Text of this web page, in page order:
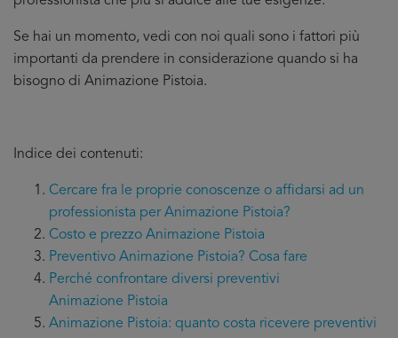
Se hai un momento, vedi con noi quali sono i fattori più
importanti da prendere in considerazione quando si ha
bisogno di Animazione Pistoia.
Indice dei contenuti:
Cercare fra le proprie conoscenze o affidarsi ad un
professionista per Animazione Pistoia?
Costo e prezzo Animazione Pistoia
Preventivo Animazione Pistoia? Cosa fare
Perché confrontare diversi preventivi
Animazione Pistoia
Animazione Pistoia: quanto costa ricevere preventivi